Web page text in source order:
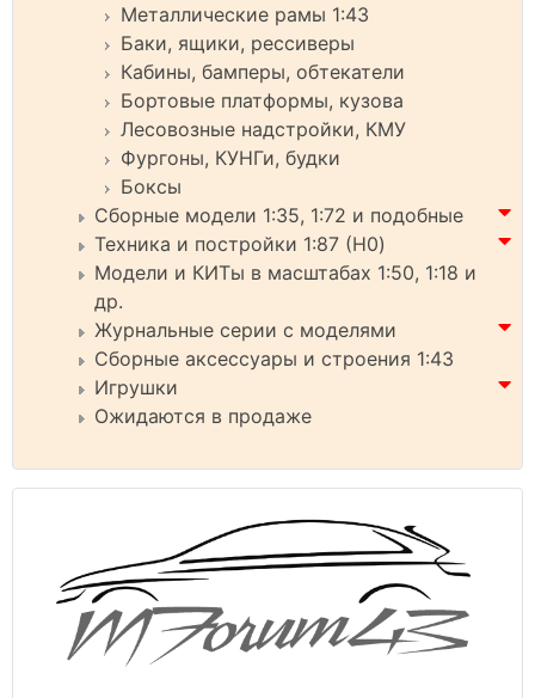
Металлические рамы 1:43
Баки, ящики, рессиверы
Кабины, бамперы, обтекатели
Бортовые платформы, кузова
Лесовозные надстройки, КМУ
Фургоны, КУНГи, будки
Боксы
Сборные модели 1:35, 1:72 и подобные
Техника и постройки 1:87 (H0)
Модели и КИТы в масштабах 1:50, 1:18 и
др.
Журнальные серии с моделями
Сборные аксессуары и строения 1:43
Игрушки
Ожидаются в продаже